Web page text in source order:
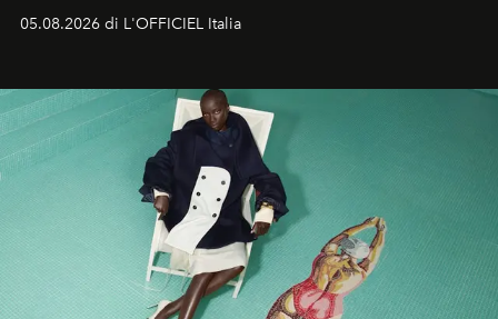
un’impronta indelebile nella storia della moda.
05.08.2026 di L'OFFICIEL Italia